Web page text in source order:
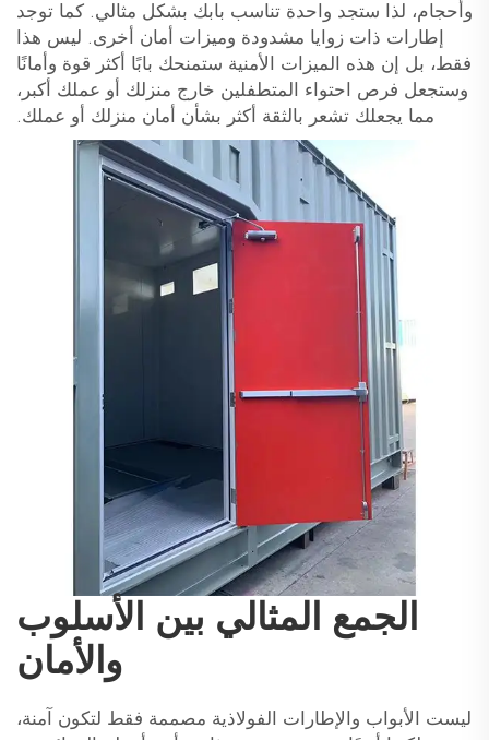
وأحجام، لذا ستجد واحدة تناسب بابك بشكل مثالي. كما توجد
إطارات ذات زوايا مشدودة وميزات أمان أخرى. ليس هذا
فقط، بل إن هذه الميزات الأمنية ستمنحك بابًا أكثر قوة وأمانًا
وستجعل فرص احتواء المتطفلين خارج منزلك أو عملك أكبر،
مما يجعلك تشعر بالثقة أكثر بشأن أمان منزلك أو عملك.
الجمع المثالي بين الأسلوب
والأمان
ليست الأبواب والإطارات الفولاذية مصممة فقط لتكون آمنة،